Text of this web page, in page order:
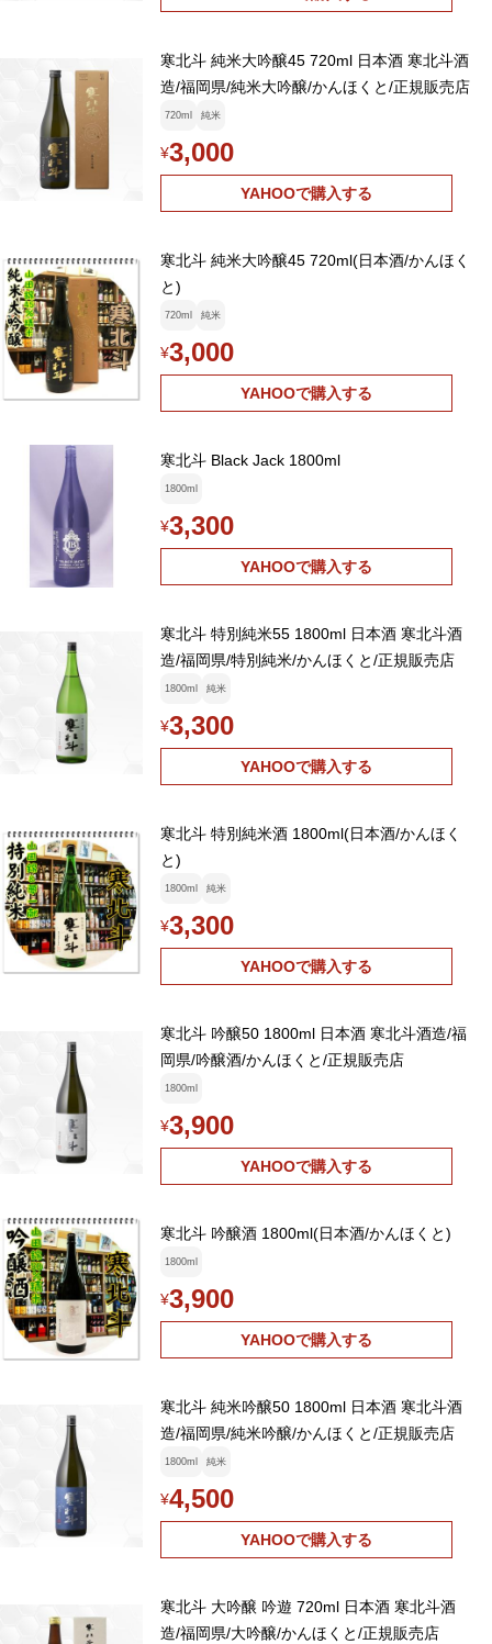
寒北斗 純米大吟醸45 720ml 日本酒 寒北斗酒
造/福岡県/純米大吟醸/かんほくと/正規販売店
720ml 純米
¥3,000
YAHOOで購入する
寒北斗 純米大吟醸45 720ml(日本酒/かんほく
と)
720ml 純米
¥3,000
YAHOOで購入する
寒北斗 Black Jack 1800ml
1800ml
¥3,300
YAHOOで購入する
寒北斗 特別純米55 1800ml 日本酒 寒北斗酒
造/福岡県/特別純米/かんほくと/正規販売店
1800ml 純米
¥3,300
YAHOOで購入する
寒北斗 特別純米酒 1800ml(日本酒/かんほく
と)
1800ml 純米
¥3,300
YAHOOで購入する
寒北斗 吟醸50 1800ml 日本酒 寒北斗酒造/福
岡県/吟醸酒/かんほくと/正規販売店
1800ml
¥3,900
YAHOOで購入する
寒北斗 吟醸酒 1800ml(日本酒/かんほくと)
1800ml
¥3,900
YAHOOで購入する
寒北斗 純米吟醸50 1800ml 日本酒 寒北斗酒
造/福岡県/純米吟醸/かんほくと/正規販売店
1800ml 純米
¥4,500
YAHOOで購入する
寒北斗 大吟醸 吟遊 720ml 日本酒 寒北斗酒
造/福岡県/大吟醸/かんほくと/正規販売店